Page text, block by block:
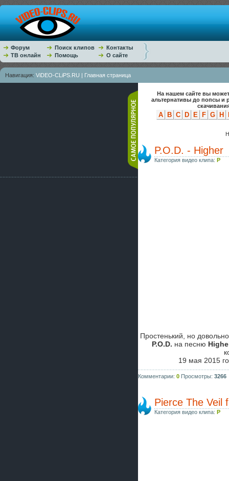
Форум Поиск клипов
Контакты
ТВ онлайн
Помощь О сайте
Навигация: ViDEO-CLiPS.RU | Главная страница
На нашем сайте вы
альтернативы до попсы и
A B C D E F G H
P.O.D. - Higher
Категория видео клипа: P
Простенький, но
P.O.D. на песню
19 мая 2015
Комментарии: 0 Просмотры: 3266
Pierce The Veil
Категория видео клипа: P